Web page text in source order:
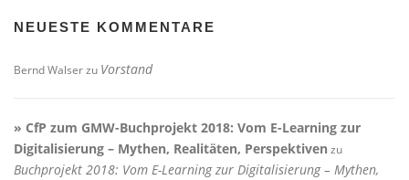
NEUESTE KOMMENTARE
Bernd Walserzu Vorstand
» CfP zum GMW-Buchprojekt 2018: Vom E-Learning zur
Digitalisierung – Mythen, Realitäten, Perspektiven zu
Buchprojekt 2018: Vom E-Learning zur Digitalisierung – Mythen,